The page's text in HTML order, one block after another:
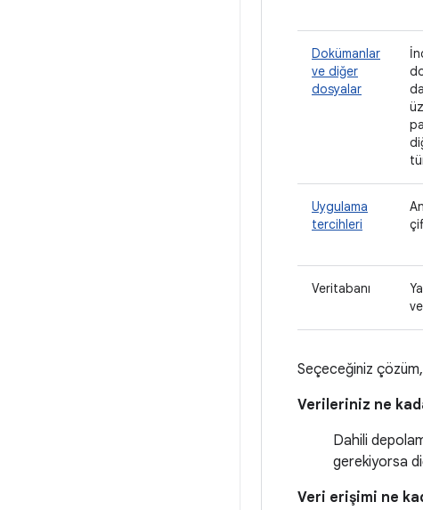
Dokümanlar
ve diğer
dosyalar
Uygulama
tercihleri
Veritabanı
Seçeceğiniz çözüm,
Verileriniz ne
Dahili
gerekiyorsa
Veri erişimi ne